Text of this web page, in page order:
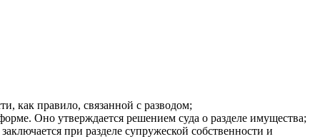
как правило, связанной с разводом;
Оно утверждается решением суда о разделе имущества;
при разделе супружеской собственности и